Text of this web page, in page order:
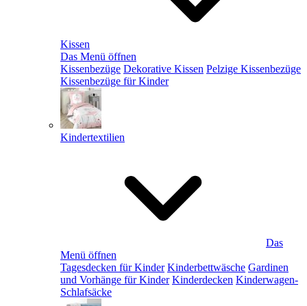
Kissen
Das Menü öffnen
Kissenbezüge Dekorative Kissen Pelzige Kissenbezüge
Kissenbezüge für Kinder
Kindertextilien
Das
Menü öffnen
Tagesdecken für Kinder Kinderbettwäsche Gardinen
und Vorhänge für Kinder Kinderdecken Kinderwagen-
Schlafsäcke